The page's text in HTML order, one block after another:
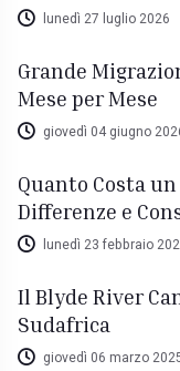
lunedì 27 luglio 2026
Grande
Mese per Mese
giovedì 04 giugno
Quanto Costa
Differenze e
lunedì 23 febbraio
Il Blyde River
Sudafrica
giovedì 06 marzo